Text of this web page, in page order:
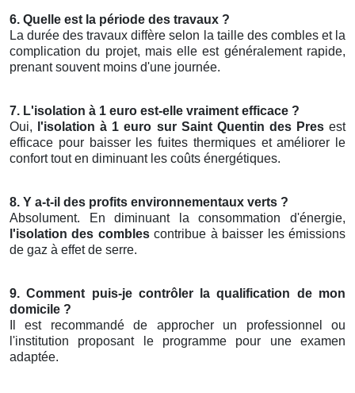
6. Quelle est la période des travaux ?
La durée des travaux diffère selon la taille des combles et la
complication du projet, mais elle est généralement rapide,
prenant souvent moins d'une journée.
7. L'isolation à 1 euro est-elle vraiment efficace ?
Oui,
l'isolation à 1 euro sur Saint Quentin des Presest
efficace pour baisser les fuites thermiques et améliorer le
confort tout en diminuant les coûts énergétiques.
8. Y a-t-il des profits environnementaux verts ?
Absolument. En diminuant la consommation d'énergie,
l'isolation des comblescontribue à baisser les émissions
de gaz à effet de serre.
9. Comment puis-je contrôler la qualification de mon
domicile ?
Il est recommandé de approcher un professionnel ou
l'institution proposant le programme pour une examen
adaptée.